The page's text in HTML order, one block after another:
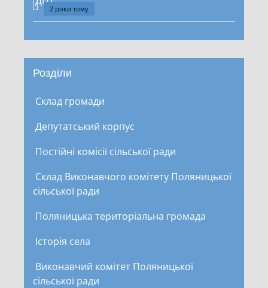
2 роки тому
Розділи
Склад громади
Депутатський корпус
Постійні комісії сільської ради
Склад Виконавчого комітету Поляницької
сільської ради
Поляницька територіальна громада
Історія села
Виконавчий комітет Поляницької
сільської ради